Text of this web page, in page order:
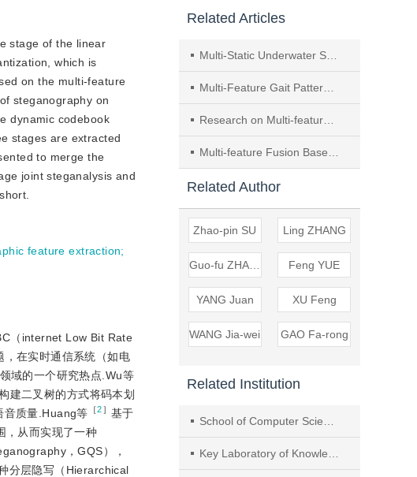
stage of the linear
which is
on the multi-feature
steganography on
dynamic codebook
stages are extracted
to merge the
joint steganalysis and
feature extraction;
（internet Low Bit Rate
在实时通信系统（如电
域的一个研究热点.Wu等
建二叉树的方式将码本划
音质量.Huang等 ［2］ 基于
，从而实现了一种
，GQS），
分层隐写（Hierarchical
Related Articles
Multi-Static Underwater Small Target Recognition Based on Kernel Joint Sparse Representation and Exponential Smoothing
Multi-Feature Gait Pattern Recognition Based on Fisher Discriminant and GKF-RELM Algorithm
Research on Multi-feature Fusion Impact Authentication for Intelligent Mobile Device
Multi-feature Fusion Based Retrieval Results Optimization for Crime Scene Investigation Image Retrieval
Related Author
Zhao-pin SU Ling ZHANG
Feng YUE
YANG Juan XU Feng
WANG Jia-wei GAO Fa-rong
Related Institution
School of Computer Science and Information Engineering， Hefei University of Technology
Key Laboratory of Knowledge Engineering with Big Data（Hefei University of Technology）， Ministry of Education